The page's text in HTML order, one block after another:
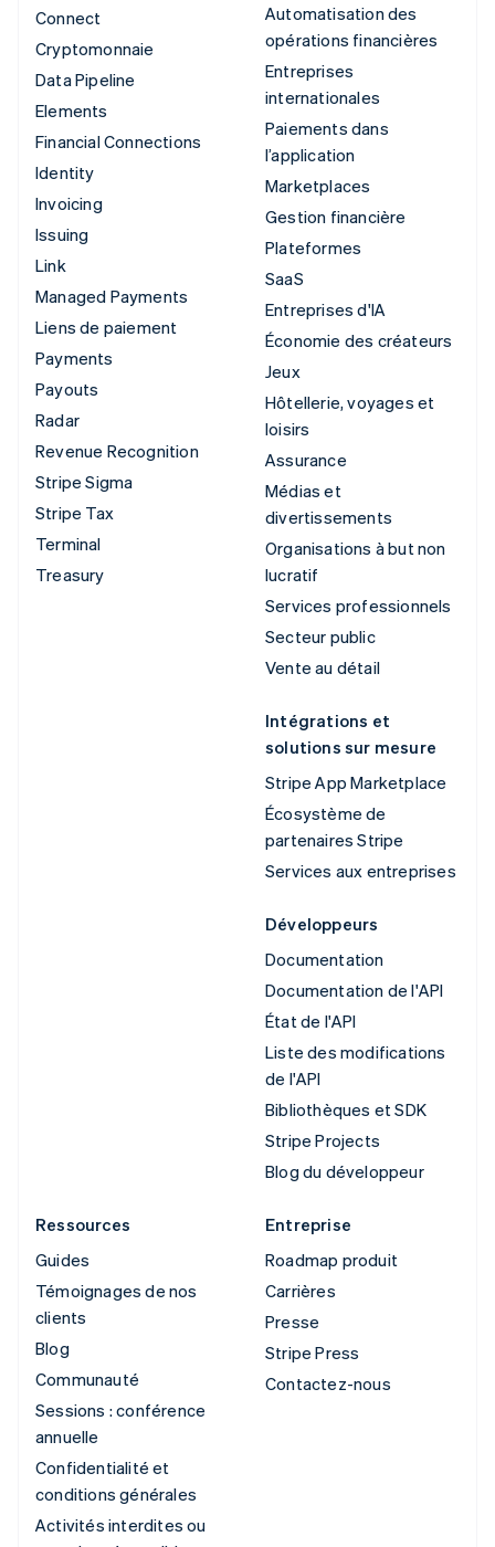
Connect
Cryptomonnaie
Data Pipeline
Elements
Financial Connections
Identity
Invoicing
Issuing
Link
Managed Payments
Liens de paiement
Payments
Payouts
Radar
Revenue Recognition
Stripe Sigma
Stripe Tax
Terminal
Treasury
Automatisation des
opérations financières
Entreprises
internationales
Paiements dans
l’application
Marketplaces
Gestion financière
Plateformes
SaaS
Entreprises d'IA
Économie des créateurs
Jeux
Hôtellerie, voyages et
loisirs
Assurance
Médias et
divertissements
Organisations à but non
lucratif
Services professionnels
Secteur public
Vente au détail
Intégrations et
solutions sur mesure
Stripe App Marketplace
Écosystème de
partenaires Stripe
Services aux entreprises
Développeurs
Documentation
Documentation de l'API
État de l'API
Liste des modifications
de l'API
Bibliothèques et SDK
Stripe Projects
Blog du développeur
Ressources
Guides
Témoignages de nos
clients
Blog
Communauté
Sessions : conférence
annuelle
Confidentialité et
conditions générales
Activités interdites ou
Entreprise
Roadmap produit
Carrières
Presse
Stripe Press
Contactez-nous